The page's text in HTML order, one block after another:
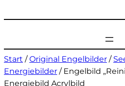
Start /Original Engelbilder /
Energiebilder / Engelbild
Energiebild Acrylbild